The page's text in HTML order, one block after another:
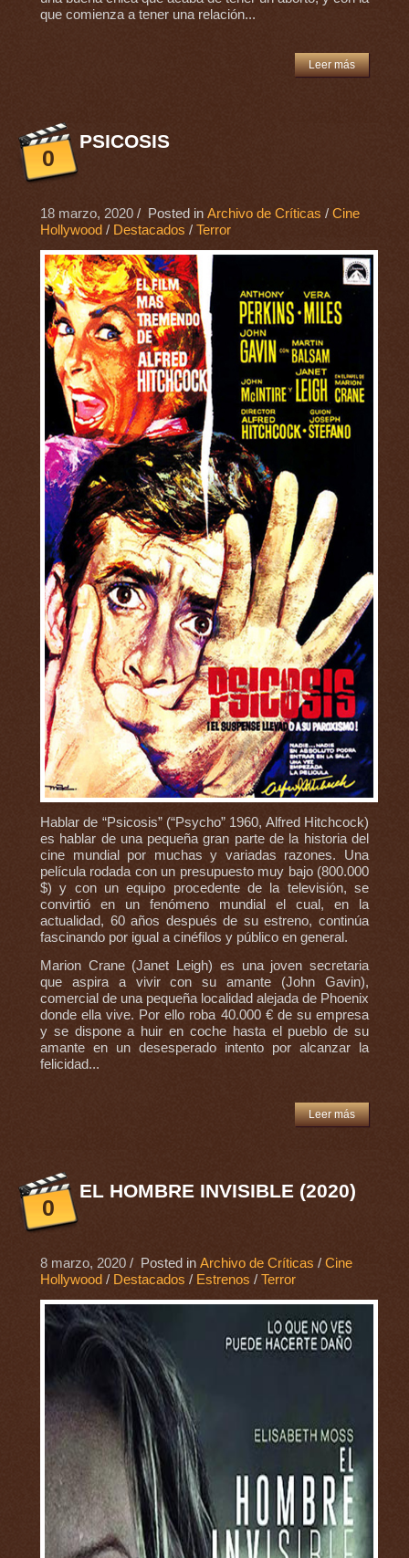
que comienza a tener una relación...
Leer más
0
PSICOSIS
18 marzo, 2020/ Posted in Archivo de Críticas / Cine
Hollywood / Destacados / Terror
Hablar de “Psicosis” (“Psycho” 1960, Alfred Hitchcock)
es hablar de una pequeña gran parte de la historia del
cine mundial por muchas y variadas razones. Una
película rodada con un presupuesto muy bajo (800.000
$) y con un equipo procedente de la televisión, se
convirtió en un fenómeno mundial el cual, en la
actualidad, 60 años después de su estreno, continúa
fascinando por igual a cinéfilos y público en general.
Marion Crane (Janet Leigh) es una joven secretaria
que aspira a vivir con su amante (John Gavin),
comercial de una pequeña localidad alejada de Phoenix
donde ella vive. Por ello roba 40.000 € de su empresa
y se dispone a huir en coche hasta el pueblo de su
amante en un desesperado intento por alcanzar la
felicidad...
Leer más
0
EL HOMBRE INVISIBLE (2020)
8 marzo, 2020/ Posted in Archivo de Críticas / Cine
Hollywood / Destacados / Estrenos / Terror